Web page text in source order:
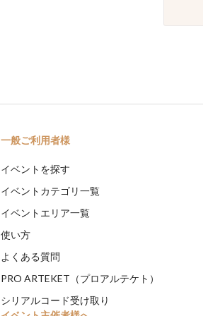
一般ご利用者様
イベントを探す
イベントカテゴリ一覧
イベントエリア一覧
使い方
よくある質問
PRO ARTEKET（プロアルテケト）
シリアルコード受け取り